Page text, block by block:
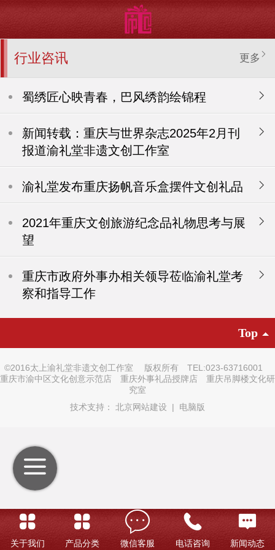
行业咨讯 更多
蜀绣匠心映青春，巴风绣韵绘锦程
新闻转载：重庆与世界杂志2025年2月刊
报道渝礼堂非遗文创工作室
渝礼堂发布重庆扬帆音乐盒摆件文创礼品
2021年重庆文创旅游纪念品礼物思考与展
望
重庆市政府外事办相关领导莅临渝礼堂考
察和指导工作
Top
©2016太上渝礼堂非遗文创工作室 版权所有 TEL:023-63716001
重庆市渝中区文化创意示范店 重庆外事礼品授牌店 重庆吊脚楼文化研
究室
技术支持： 北京网站建设 | 电脑版
关于我们 产品分类 微信客服 电话咨询 新闻动态